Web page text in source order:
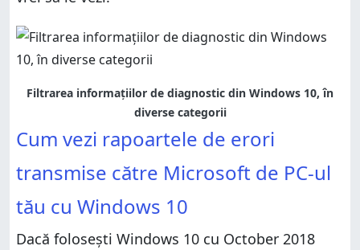
Filtrarea informațiilor de diagnostic din Windows 10, în
diverse categorii
Cum vezi rapoartele de erori
transmise către Microsoft de PC-ul
tău cu Windows 10
Dacă folosești Windows 10 cu October 2018